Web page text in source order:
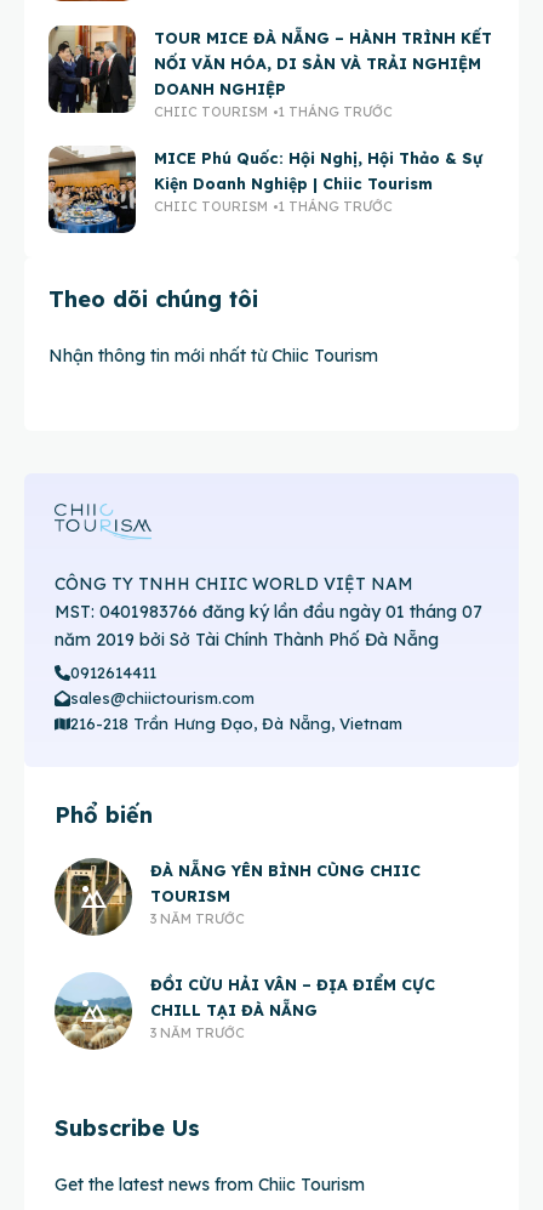
TOUR MICE ĐÀ NẴNG – HÀNH TRÌNH KẾT
NỐI VĂN HÓA, DI SẢN VÀ TRẢI NGHIỆM
DOANH NGHIỆP
CHIIC TOURISM 1 THÁNG TRƯỚC
MICE Phú Quốc: Hội Nghị, Hội Thảo & Sự
Kiện Doanh Nghiệp | Chiic Tourism
CHIIC TOURISM 1 THÁNG TRƯỚC
Theo dõi chúng tôi
Nhận thông tin mới nhất từ Chiic Tourism
CÔNG TY TNHH CHIIC WORLD VIỆT NAM
MST: 0401983766 đăng ký lần đầu ngày 01 tháng 07
năm 2019 bởi Sở Tài Chính Thành Phố Đà Nẵng
0912614411
sales@chiictourism.com
216-218 Trần Hưng Đạo, Đà Nẵng, Vietnam
Phổ biến
ĐÀ NẴNG YÊN BÌNH CÙNG CHIIC
TOURISM
3 NĂM TRƯỚC
ĐỒI CỪU HẢI VÂN – ĐỊA ĐIỂM CỰC
CHILL TẠI ĐÀ NẴNG
3 NĂM TRƯỚC
Subscribe Us
Get the latest news from Chiic Tourism